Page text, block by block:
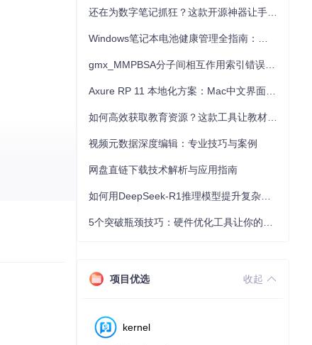
视频元数据深度编辑：专业技巧与案例
网盘直链下载技术解析与应用指南
项目优选 收起
kernel